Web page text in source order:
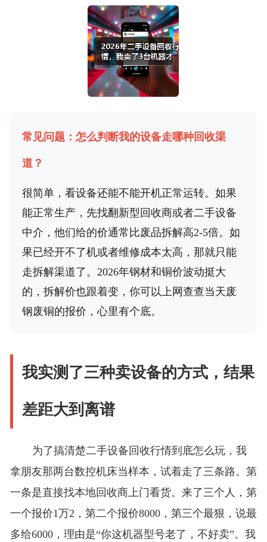
常见问题：怎么判断我的设备走哪种回收渠
道？
很简单，看设备还能不能开机正常运转。如果
能正常生产，先找翻新型回收商或者二手设备
中介，他们给的价通常比废品拆解高2-5倍。如
果已经开不了机或者维修成本太高，那就只能
走拆解渠道了。2026年钢材和铜价波动挺大
的，拆解价也跟着变，你可以上网查查当天废
钢废铜的报价，心里有个底。
我实测了三种卖设备的方式，结果
差距大到离谱
为了搞清楚二手设备回收行情到底怎么玩，我
拿朋友那两台数控机床当样本，试着走了三条路。第
一条是直接找本地回收商上门看货。来了三个人，第
一个报价1万2，第二个报价8000，第三个最狠，说最
多给6000，理由是“你这机器型号老了，不好卖”。我